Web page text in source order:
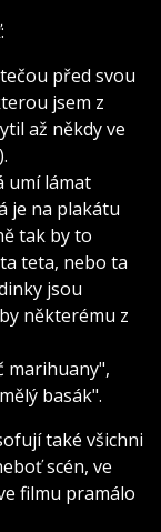
před svou
jsem z
až někdy ve
umí lámat
je na plakátu
tak by to
teta, nebo ta
jsou
některému z
marihuany",
basák".
také všichni
scén, ve
filmu pramálo